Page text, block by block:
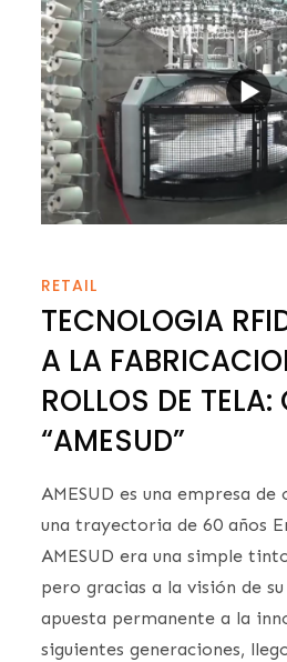
RETAIL
TECNOLOGIA
A LA
ROLLOS DE
“AMESUD”
AMESUD es una empresa
una trayectoria de 60 años
AMESUD era una simple
pero gracias a la visión de
apuesta permanente a la
siguientes generaciones,